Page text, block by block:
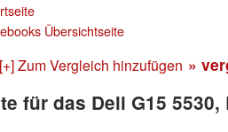
Übersichtseite
[+] Zum Vergleich hinzufügen »
für das Dell G15 5530,